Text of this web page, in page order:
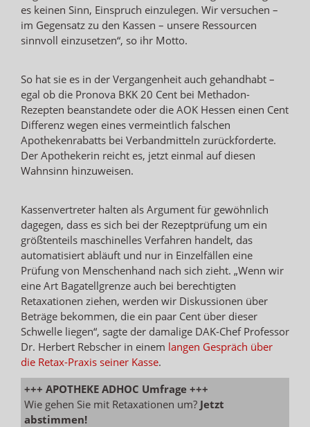
es keinen Sinn, Einspruch einzulegen. Wir versuchen –
im Gegensatz zu den Kassen – unsere Ressourcen
sinnvoll einzusetzen“, so ihr Motto.
So hat sie es in der Vergangenheit auch gehandhabt –
egal ob die Pronova BKK 20 Cent bei Methadon-
Rezepten beanstandete oder die AOK Hessen einen Cent
Differenz wegen eines vermeintlich falschen
Apothekenrabatts bei Verbandmitteln zurückforderte.
Der Apothekerin reicht es, jetzt einmal auf diesen
Wahnsinn hinzuweisen.
Kassenvertreter halten als Argument für gewöhnlich
dagegen, dass es sich bei der Rezeptprüfung um ein
größtenteils maschinelles Verfahren handelt, das
automatisiert abläuft und nur in Einzelfällen eine
Prüfung von Menschenhand nach sich zieht. „Wenn wir
eine Art Bagatellgrenze auch bei berechtigten
Retaxationen ziehen, werden wir Diskussionen über
Beträge bekommen, die ein paar Cent über dieser
Schwelle liegen“, sagte der damalige DAK-Chef Professor
Dr. Herbert Rebscher in einem langen Gespräch über
die Retax-Praxis seiner Kasse.
+++ APOTHEKE ADHOC Umfrage +++
Wie gehen Sie mit Retaxationen um? Jetzt
abstimmen!